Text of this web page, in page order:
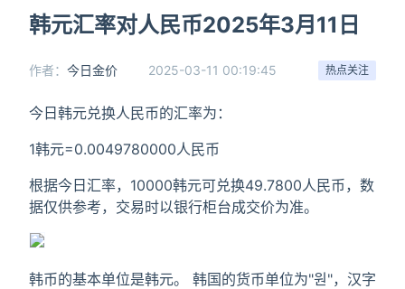
韩元汇率对人民币2025年3月11日
热点关注
作者： 今日金价 2025-03-11 00:19:45
今日韩元兑换人民币的汇率为：
1韩元=0.0049780000人民币
根据今日汇率，10000韩元可兑换49.7800人民币，数
据仅供参考，交易时以银行柜台成交价为准。
韩币的基本单位是韩元。 韩国的货币单位为"원"，汉字